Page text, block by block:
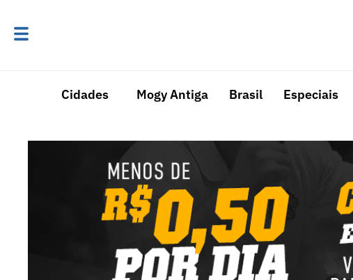
Cidades Mogy Antiga Brasil Especiais